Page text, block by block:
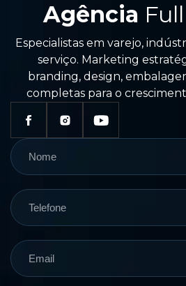
Agência
Especialistas em varejo,
serviço. Marketing
branding, design,
completas para o